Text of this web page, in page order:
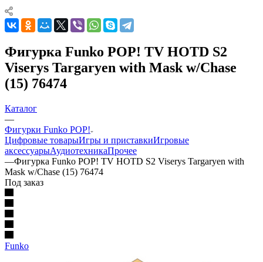
Фигурка Funko POP! TV HOTD S2
Viserys Targaryen with Mask w/Chase
(15) 76474
Каталог
—
Фигурки Funko POP!
Цифровые товарыИгры и приставкиИгровые
аксессуарыАудиотехникаПрочее
—Фигурка Funko POP! TV HOTD S2 Viserys Targaryen with
Mask w/Chase (15) 76474
Под заказ
Funko